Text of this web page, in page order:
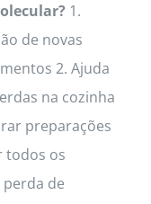
1.
de novas
2. Ajuda
na cozinha
preparações
todos os
perda de